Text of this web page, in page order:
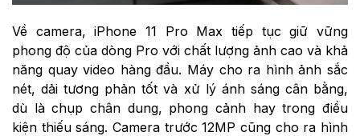
Về camera, iPhone 11 Pro Max tiếp tục giữ vững
phong độ của dòng Pro với chất lượng ảnh cao và khả
năng quay video hàng đầu. Máy cho ra hình ảnh sắc
nét, dải tương phản tốt và xử lý ánh sáng cân bằng,
dù là chụp chân dung, phong cảnh hay trong điều
kiện thiếu sáng. Camera trước 12MP cũng cho ra hình